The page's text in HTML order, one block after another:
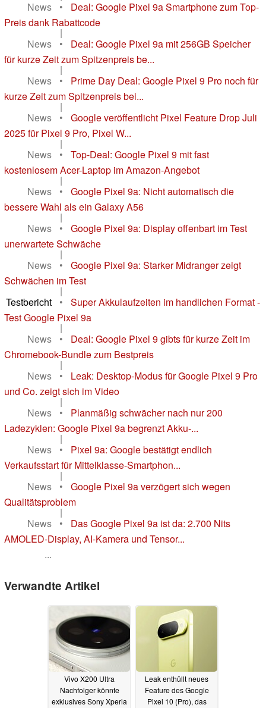
News
•
Deal: Google Pixel 9a Smartphone zum Top-
Preis dank Rabattcode
|
News
•
Deal: Google Pixel 9a mit 256GB Speicher
für kurze Zeit zum Spitzenpreis be...
|
News
•
Prime Day Deal: Google Pixel 9 Pro noch für
kurze Zeit zum Spitzenpreis bei...
|
News
•
Google veröffentlicht Pixel Feature Drop Juli
2025 für Pixel 9 Pro, Pixel W...
|
News
•
Top-Deal: Google Pixel 9 mit fast
kostenlosem Acer-Laptop im Amazon-Angebot
|
News
•
Google Pixel 9a: Nicht automatisch die
bessere Wahl als ein Galaxy A56
|
News
•
Google Pixel 9a: Display offenbart im Test
unerwartete Schwäche
|
News
•
Google Pixel 9a: Starker Midranger zeigt
Schwächen im Test
|
Testbericht
•
Super Akkulaufzeiten im handlichen Format -
Test Google Pixel 9a
|
News
•
Deal: Google Pixel 9 gibts für kurze Zeit im
Chromebook-Bundle zum Bestpreis
|
News
•
Leak: Desktop-Modus für Google Pixel 9 Pro
und Co. zeigt sich im Video
|
News
•
Planmäßig schwächer nach nur 200
Ladezyklen: Google Pixel 9a begrenzt Akku-...
|
News
•
Pixel 9a: Google bestätigt endlich
Verkaufsstart für Mittelklasse-Smartphon...
|
News
•
Google Pixel 9a verzögert sich wegen
Qualitätsproblem
|
News
•
Das Google Pixel 9a ist da: 2.700 Nits
AMOLED-Display, AI-Kamera und Tensor...
...
Verwandte Artikel
Vivo X200 Ultra
Nachfolger könnte
exklusives Sony Xperia
Leak enthüllt neues
Feature des Google
Pixel 10 (Pro), das